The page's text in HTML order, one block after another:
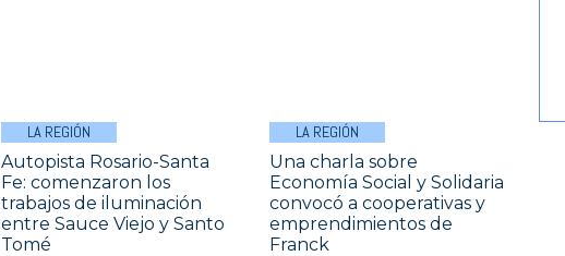
LA REGIÓN
Autopista Rosario-Santa
Fe: comenzaron los
trabajos de iluminación
entre Sauce Viejo y Santo
Tomé
LA REGIÓN
Una charla sobre
Economía Social y Solidaria
convocó a cooperativas y
emprendimientos de
Franck